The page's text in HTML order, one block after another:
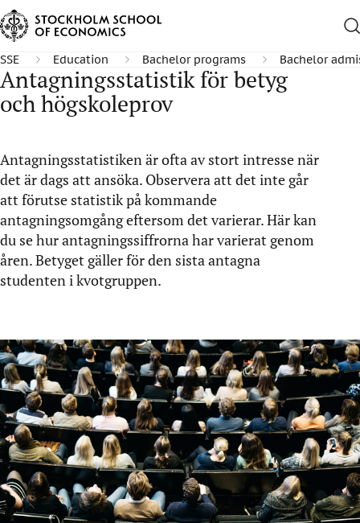
SSE Education Bachelor programs Bachelor
Antagningsstatistik för betyg
och högskoleprov
Antagningsstatistiken är ofta av stort intresse när
det är dags att ansöka. Observera att det inte går
att förutse statistik på kommande
antagningsomgång eftersom det varierar. Här kan
du se hur antagningssiffrorna har varierat genom
åren. Betyget gäller för den sista antagna
studenten i kvotgruppen.